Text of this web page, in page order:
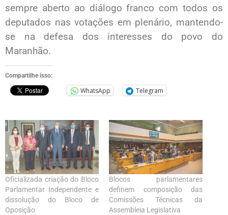
sempre aberto ao diálogo franco com todos os
deputados nas votações em plenário, mantendo-
se na defesa dos interesses do povo do
Maranhão.
Compartilhe isso:
WhatsApp Telegram
Oficializada criação do Bloco
Parlamentar Independente e
dissolução do Bloco de
Oposição
Blocos parlamentares
definem composição das
Comissões Técnicas da
Assembleia Legislativa